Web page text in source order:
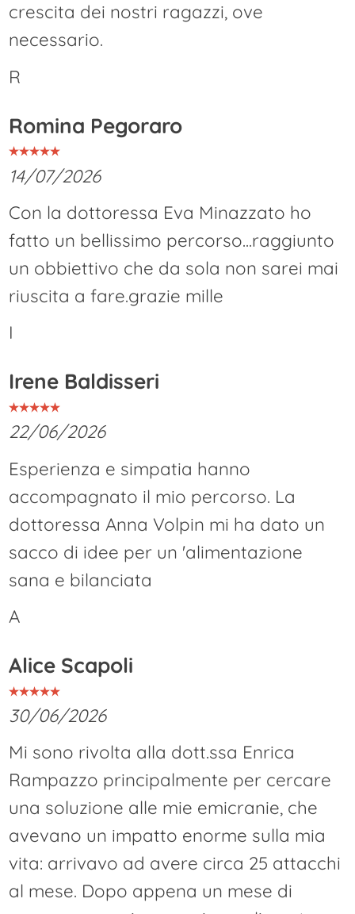
crescita dei nostri ragazzi, ove
necessario.
R
Romina Pegoraro
14/07/2026
Con la dottoressa Eva Minazzato ho
fatto un bellissimo percorso...raggiunto
un obbiettivo che da sola non sarei mai
riuscita a fare.grazie mille
I
Irene Baldisseri
22/06/2026
Esperienza e simpatia hanno
accompagnato il mio percorso. La
dottoressa Anna Volpin mi ha dato un
sacco di idee per un 'alimentazione
sana e bilanciata
A
Alice Scapoli
30/06/2026
Mi sono rivolta alla dott.ssa Enrica
Rampazzo principalmente per cercare
una soluzione alle mie emicranie, che
avevano un impatto enorme sulla mia
vita: arrivavo ad avere circa 25 attacchi
al mese. Dopo appena un mese di